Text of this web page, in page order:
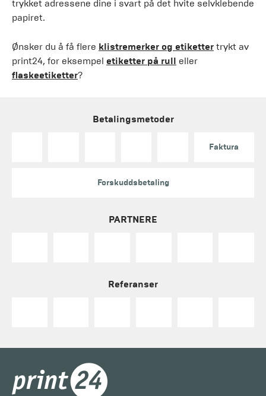
trykket adressene dine i svart på det hvite selvklebende
papiret.
Ønsker du å få flere klistremerker og etiketter trykt av
print24, for eksempel etiketter på rull eller
flaskeetiketter?
Betalingsmetoder
Faktura
Forskuddsbetaling
PARTNERE
Referanser